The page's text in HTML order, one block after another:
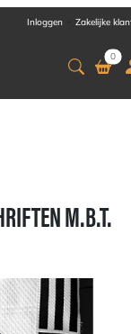
Inloggen Zakelijke
0
M.B.T.